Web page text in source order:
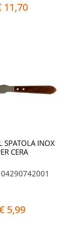
11,70
SPATOLA INOX
CERA
04290742001
5,99